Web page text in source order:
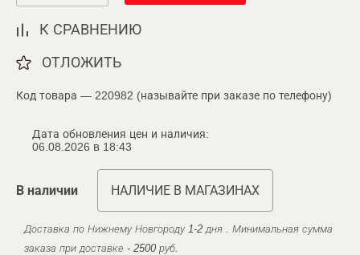
К СРАВНЕНИЮ
ОТЛОЖИТЬ
Код товара — 220982 (называйте при заказе по телефону)
Дата обновления цен и наличия:
06.08.2026 в 18:43
В наличии НАЛИЧИЕ В МАГАЗИНАХ
Доставка по Нижнему Новгороду 1-2 дня . Минимальная сумма
заказа при доставке - 2500 руб.